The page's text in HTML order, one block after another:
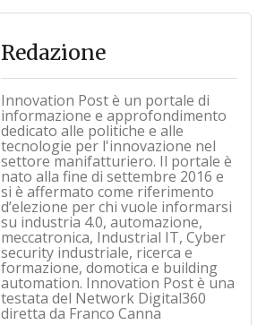
Redazione
Innovation Post è un portale di
informazione e approfondimento
dedicato alle politiche e alle
tecnologie per l'innovazione nel
settore manifatturiero. Il portale è
nato alla fine di settembre 2016 e
si è affermato come riferimento
d’elezione per chi vuole informarsi
su industria 4.0, automazione,
meccatronica, Industrial IT, Cyber
security industriale, ricerca e
formazione, domotica e building
automation. Innovation Post è una
testata del Network Digital360
diretta da Franco Canna